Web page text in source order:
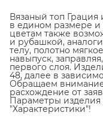
Вязаный топ Грация
в едином размере и
цветам также
и рубашкой,
телу, полотно
навыпуск,
первого слоя.
48, далее в
Обращаем
расхождение от
Параметры изделия
"Характеристики"!